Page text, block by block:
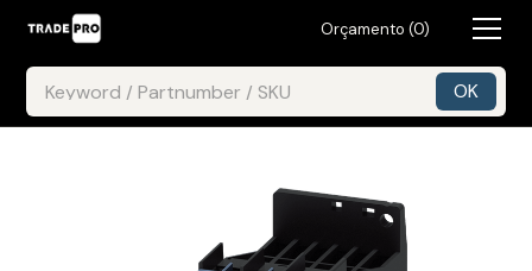
Orçamento (0)